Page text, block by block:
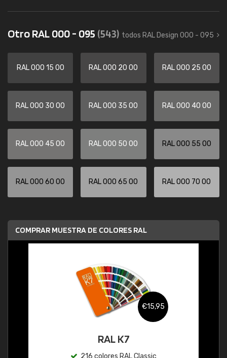
Otro RAL 000 - 095 (543) todos RAL Design 000 - 095
RAL 000 15 00 RAL 000 20 00 RAL 000 25 00
RAL 000 30 00 RAL 000 35 00 RAL 000 40 00
RAL 000 45 00 RAL 000 50 00 RAL 000 55 00
RAL 000 60 00 RAL 000 65 00 RAL 000 70 00
COMPRAR MUESTRA DE COLORES RAL
€15,95
RAL K7
216 colores RAL Classic